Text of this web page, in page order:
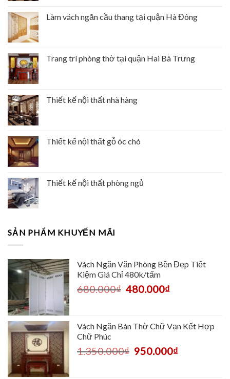
Làm vách ngăn cầu thang tại quận Hà Đông
Trang trí phòng thờ tại quận Hai Bà Trưng
Thiết kế nội thất nhà hàng
Thiết kế nội thất gỗ óc chó
Thiết kế nội thất phòng ngủ
SẢN PHẨM KHUYẾN MÃI
Vách Ngăn Văn Phòng Bền Đẹp Tiết
Kiệm Giá Chỉ 480k/tấm
680.000₫ 480.000₫
Vách Ngăn Bàn Thờ Chữ Vạn Kết Hợp
Chữ Phúc
1.350.000₫ 950.000₫